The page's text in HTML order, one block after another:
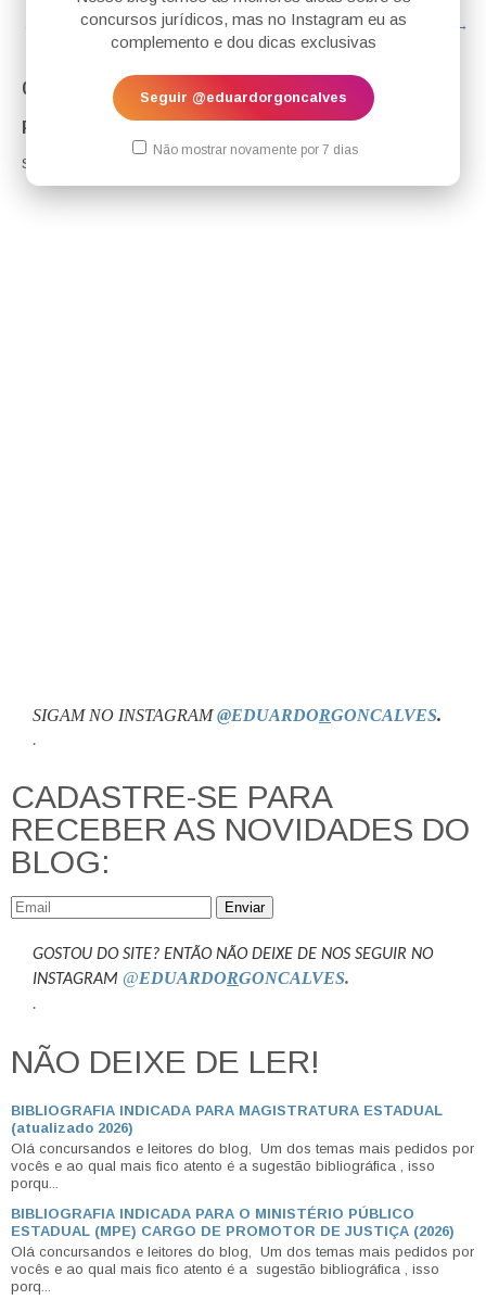
concursos jurídicos, mas no Instagram eu as
complemento e dou dicas exclusivas
Seguir @eduardorgoncalves
Não mostrar novamente por 7 dias
← Postagem mais recente Postagem mais antiga →
Página inicial
0 comentários:
Postar um comentário
Sua interação é fundamental para nós!
SIGAM NO INSTAGRAM@EDUARDORGONCALVES.
.
CADASTRE-SE PARA
RECEBER AS NOVIDADES DO
BLOG:
Enviar
GOSTOU DO SITE? ENTÃO NÃO DEIXE DE NOS SEGUIR NO
INSTAGRAM @EDUARDORGONCALVES.
.
NÃO DEIXE DE LER!
BIBLIOGRAFIA INDICADA PARA MAGISTRATURA ESTADUAL
(atualizado 2026)
Olá concursandos e leitores do blog, Um dos temas mais pedidos por
vocês e ao qual mais fico atento é a sugestão bibliográfica , isso
porqu...
BIBLIOGRAFIA INDICADA PARA O MINISTÉRIO PÚBLICO
ESTADUAL (MPE) CARGO DE PROMOTOR DE JUSTIÇA (2026)
Olá concursandos e leitores do blog, Um dos temas mais pedidos por
vocês e ao qual mais fico atento é a sugestão bibliográfica , isso
porq...